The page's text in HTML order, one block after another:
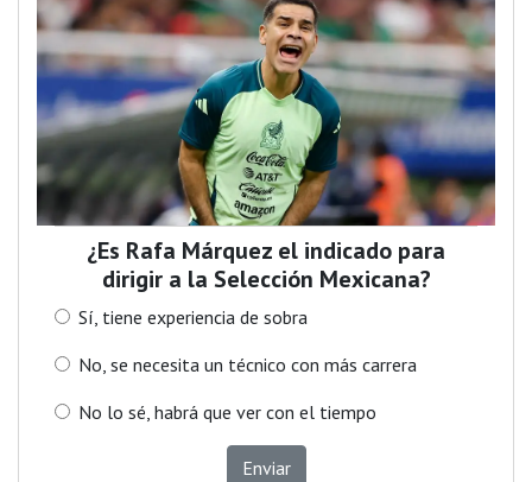
¿Es Rafa Márquez el indicado para
dirigir a la Selección Mexicana?
Sí, tiene experiencia de sobra
No, se necesita un técnico con más carrera
No lo sé, habrá que ver con el tiempo
Enviar